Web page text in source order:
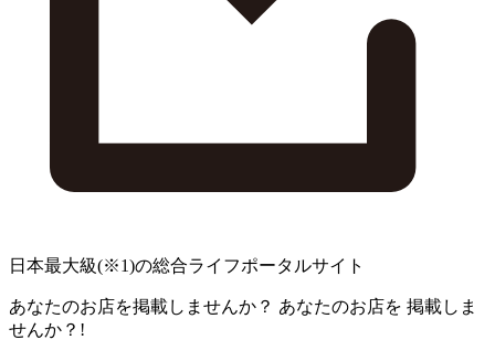
日本最大級(※1)の総合ライフポータルサイト
あなたのお店を掲載しませんか？ あなたのお店を 掲載しま
せんか？!